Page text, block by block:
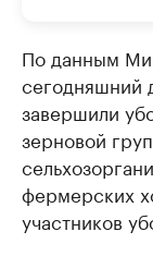
По данным
сегодняшний
завершили
зерновой
фермерских
участников